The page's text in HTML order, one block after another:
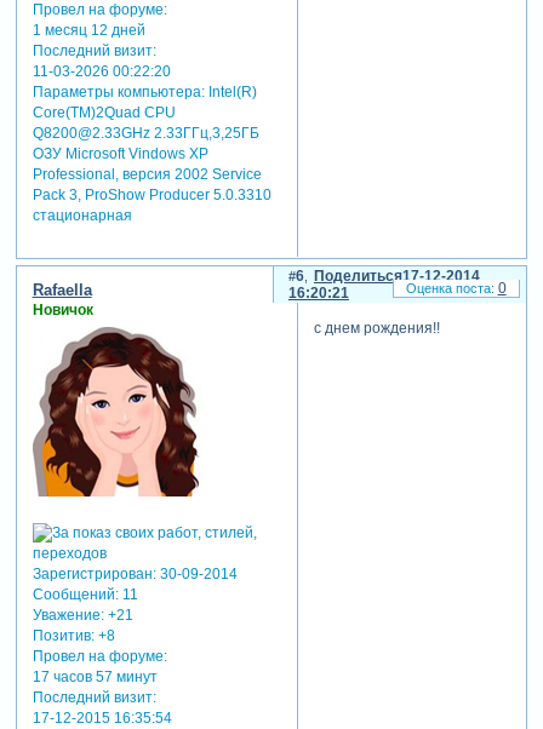
Провел на форуме:
1 месяц 12 дней
Последний визит:
11-03-2026 00:22:20
Параметры компьютера:Intel(R)
Core(TM)2Quad CPU
Q8200@2.33GHz 2.33ГГц,3,25ГБ
ОЗУ Microsoft Vindows XP
Professional, версия 2002 Service
Pack 3, ProShow Producer 5.0.3310
стационарная
Поделиться
6
17-12-2014
16:20:21
Rafaella
Новичок
Зарегистрирован: 30-09-2014
Сообщений:11
Уважение: +21
Позитив: +8
Провел на форуме:
17 часов 57 минут
Последний визит:
17-12-2015 16:35:54
с днем рождения!!
0